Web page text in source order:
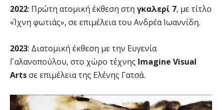
2022: Πρώτη ατομική έκθεση στη γκαλερί 7, με τίτλο
«Ίχνη φωτιάς», σε επιμέλεια του Ανδρέα Ιωαννίδη.
2023: Διατομική έκθεση με την Ευγενία
Γαλανοπούλου, στο χώρο τέχνης Imagine Visual
Artsσε επιμέλεια της Ελένης Γατσά.